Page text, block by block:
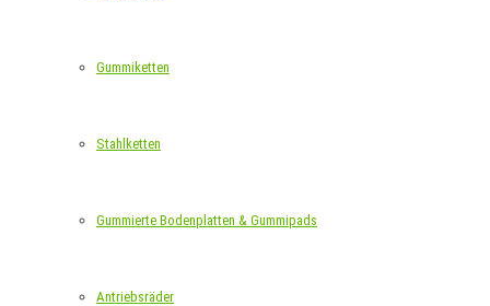
Gummiketten
Stahlketten
Gummierte Bodenplatten & Gummipads
Antriebsräder